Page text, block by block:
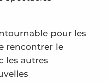
pour les
rencontrer le
les autres